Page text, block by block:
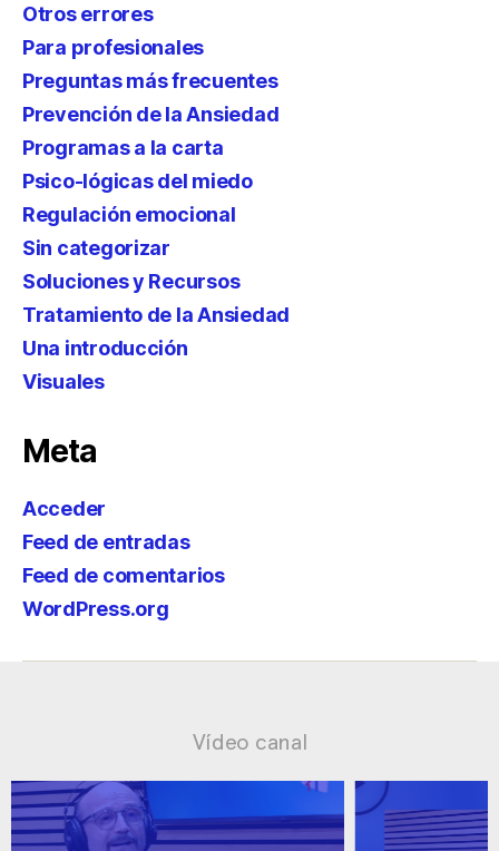
Otros errores
Para profesionales
Preguntas más frecuentes
Prevención de la Ansiedad
Programas a la carta
Psico-lógicas del miedo
Regulación emocional
Sin categorizar
Soluciones y Recursos
Tratamiento de la Ansiedad
Una introducción
Visuales
Meta
Acceder
Feed de entradas
Feed de comentarios
WordPress.org
Vídeo canal